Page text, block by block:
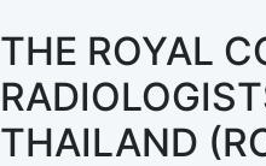
THE ROYAL
THAILAND